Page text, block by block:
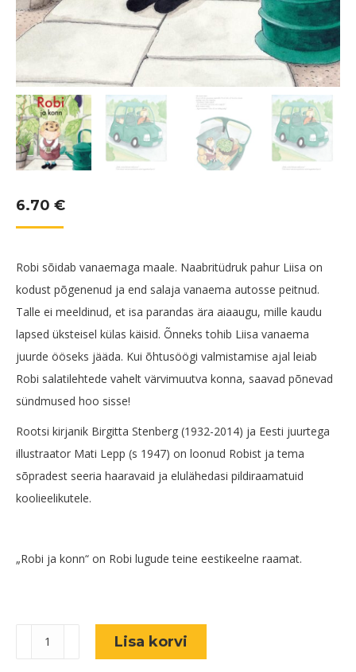
6.70 €
Robi sõidab vanaemaga maale. Naabritüdruk pahur Liisa on
kodust põgenenud ja end salaja vanaema autosse peitnud.
Talle ei meeldinud, et isa parandas ära aiaaugu, mille kaudu
lapsed üksteisel külas käisid. Õnneks tohib Liisa vanaema
juurde ööseks jääda. Kui õhtusöögi valmistamise ajal leiab
Robi salatilehtede vahelt värvimuutva konna, saavad põnevad
sündmused hoo sisse!
Rootsi kirjanik Birgitta Stenberg (1932-2014) ja Eesti juurtega
illustraator Mati Lepp (s 1947) on loonud Robist ja tema
sõpradest seeria haaravaid ja elulähedasi pildiraamatuid
koolieelikutele.
„Robi ja konn“ on Robi lugude teine eestikeelne raamat.
Lisa korvi